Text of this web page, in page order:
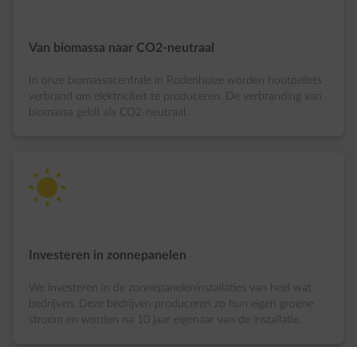
Van biomassa naar CO2-neutraal
In onze biomassacentrale in Rodenhuize worden houtpellets
verbrand om elektriciteit te produceren. De verbranding van
biomassa geldt als CO2-neutraal.
solar-energy
Investeren in zonnepanelen
We investeren in de zonnepaneleninstallaties van heel wat
bedrijven. Deze bedrijven produceren zo hun eigen groene
stroom en worden na 10 jaar eigenaar van de installatie.